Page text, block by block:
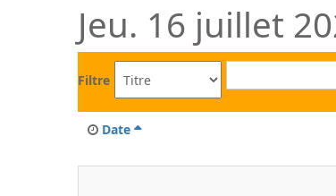
Jeu. 16 juillet
Filtre
Date